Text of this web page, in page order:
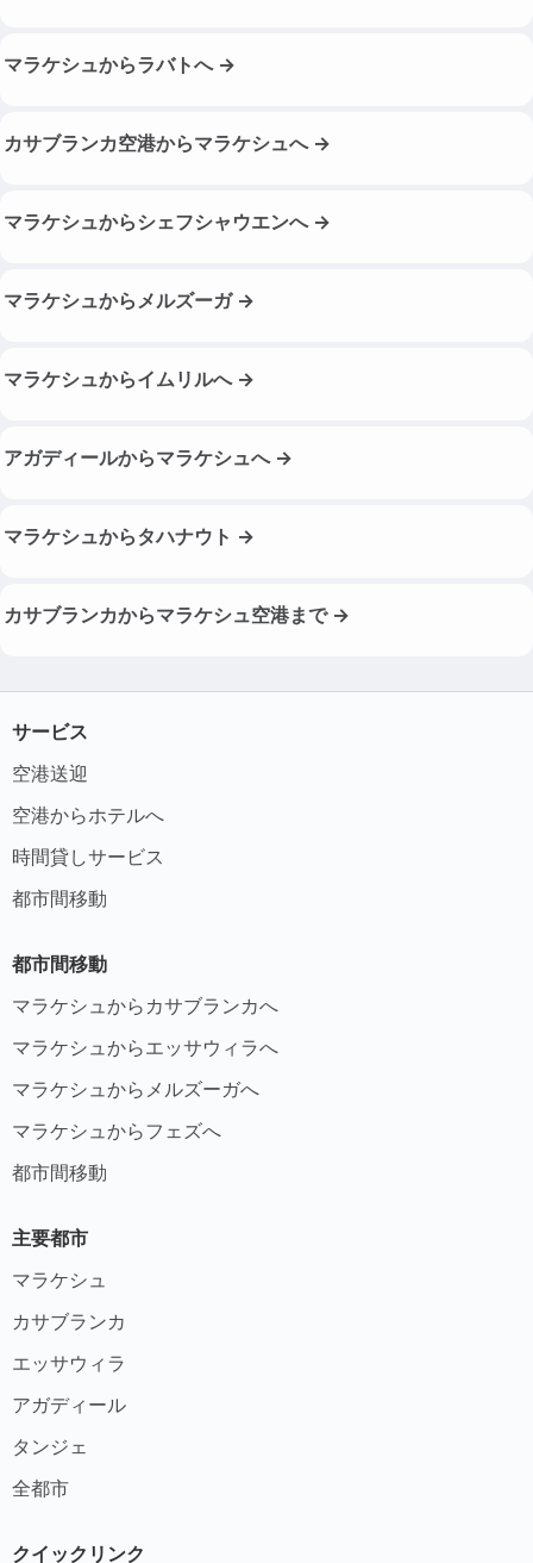
マラケシュからラバトへ →
カサブランカ空港からマラケシュへ →
マラケシュからシェフシャウエンへ →
マラケシュからメルズーガ →
マラケシュからイムリルへ →
アガディールからマラケシュへ →
マラケシュからタハナウト →
カサブランカからマラケシュ空港まで →
サービス
空港送迎
空港からホテルへ
時間貸しサービス
都市間移動
都市間移動
マラケシュからカサブランカへ
マラケシュからエッサウィラへ
マラケシュからメルズーガへ
マラケシュからフェズへ
都市間移動
主要都市
マラケシュ
カサブランカ
エッサウィラ
アガディール
タンジェ
全都市
クイックリンク